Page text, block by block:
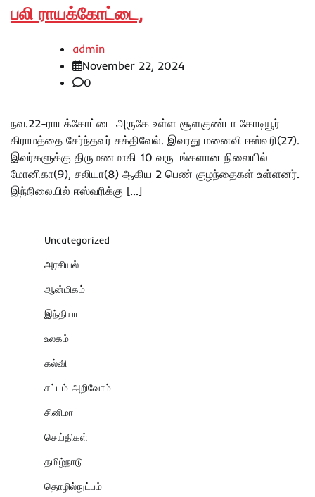
பலி ராயக்கோட்டை,
admin
November 22, 2024
0
நவ.22-ராயக்கோட்டை அருகே உள்ள சூளகுண்டா கோடியூர்
கிராமத்தை சேர்ந்தவர் சக்திவேல். இவரது மனைவி ஈஸ்வரி(27).
இவர்களுக்கு திருமணமாகி 10 வருடங்களான நிலையில்
மோனிகா(9), சலியா(8) ஆகிய 2 பெண் குழந்தைகள் உள்ளனர்.
இந்நிலையில் ஈஸ்வரிக்கு […]
Uncategorized
அரசியல்
ஆன்மிகம்
இந்தியா
உலகம்
கல்வி
சட்டம் அறிவோம்
சினிமா
செய்திகள்
தமிழ்நாடு
தொழில்நுட்பம்